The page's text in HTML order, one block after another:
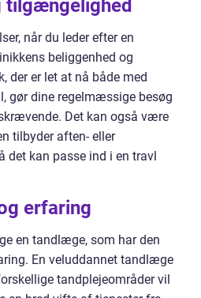
tilgængelighed
når du leder efter en
beliggenhed og
der er let at nå både med
gør dine regelmæssige besøg
Det kan også være
tilbyder aften- eller
det kan passe ind i en travl
erfaring
en tandlæge, som har den
En veluddannet tandlæge
tandplejeområder vil